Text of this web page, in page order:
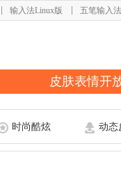
输入法Linux版 五笔输入法
皮肤表情开
时尚酷炫 动态